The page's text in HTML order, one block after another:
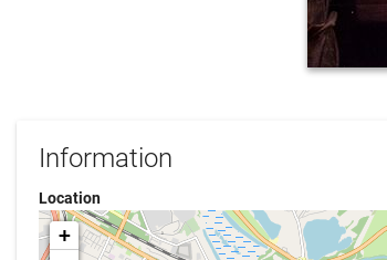
Information
Location
+